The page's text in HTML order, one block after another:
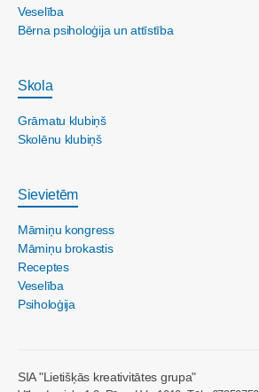
Veselība
Bērna psiholoģija un attīstība
Skola
Grāmatu klubiņš
Skolēnu klubiņš
Sievietēm
Māmiņu kongress
Māmiņu brokastis
Receptes
Veselība
Psiholoģija
SIA "Lietišķās kreativitātes grupa"